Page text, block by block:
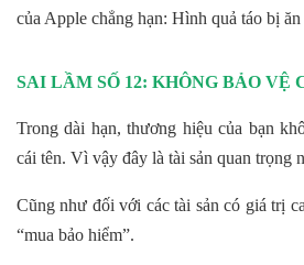
của Apple chẳng hạn: Hình quả táo bị
SAI LẦM SỐ 12: KHÔNG BẢO VỆ
Trong dài hạn, thương hiệu của bạn
cái tên. Vì vậy đây là tài sản quan trọng
Cũng như đối với các tài sản có giá trị
“mua bảo hiểm”.